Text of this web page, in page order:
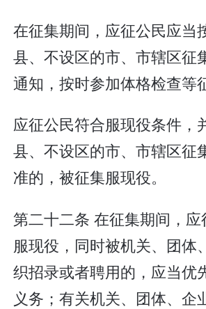
在征集期间，应征公民应当
县、不设区的市、市辖区征
通知，按时参加体格检查等
应征公民符合服现役条件，
县、不设区的市、市辖区征
准的，被征集服现役。
第二十二条 在征集期间，
服现役，同时被机关、团体
织招录或者聘用的，应当优
义务；有关机关、团体、企